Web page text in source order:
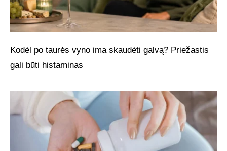
Kodėl po taurės vyno ima skaudėti galvą? Priežastis
gali būti histaminas